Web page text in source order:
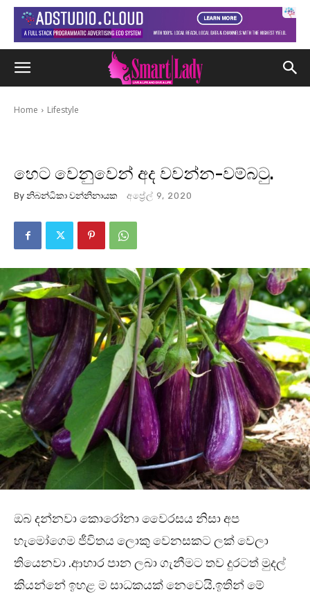
Home Lifestyle
හෙට වෙනුවෙන් අද වවන්න-වම්බටු.
By නිබන්ධිකා වන්නිනායක අප්‍රේල් 9, 2020
ඔබ දන්නවා කොරෝනා වෛරසය නිසා අප
හැමෝගෙම ජීවිතය ලොකු වෙනසකට ලක් වෙලා
තියෙනවා .ආහාර පාන ලබා ගැනීමට තව දුරටත් මුදල්
කියන්නේ ඉහළ ම සාධකයක් නෙවෙයි.ඉතින් මේ